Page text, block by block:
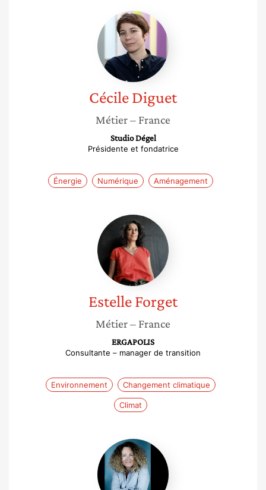
Cécile
Diguet
CécileDiguet
Métier– France
Studio Dégel
Présidente et fondatrice
Énergie Numérique Aménagement
Estelle
Forget
EstelleForget
Métier– France
ERGAPOLIS
Consultante – manager de transition
Environnement Changement climatique
Climat
Stéphanie
Gay-
Torrente